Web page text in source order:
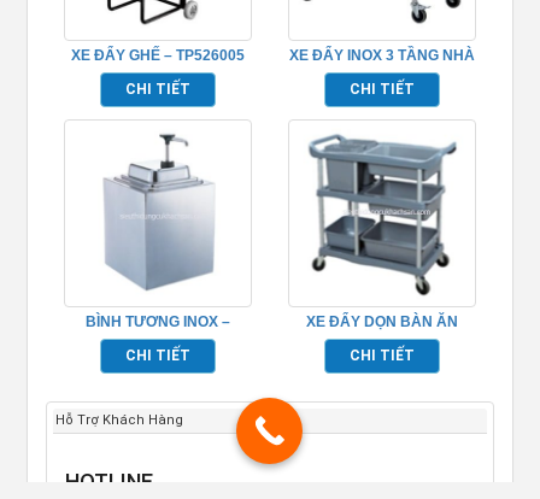
XE ĐẨY GHẾ – TP526005
CHI TIẾT
XE ĐẨY INOX 3 TẦNG NHÀ
HÀNG TP680118
CHI TIẾT
BÌNH TƯƠNG INOX –
TP697083
CHI TIẾT
XE ĐẨY DỌN BÀN ĂN
TP_680109
CHI TIẾT
Hỗ Trợ Khách Hàng
HOTLINE